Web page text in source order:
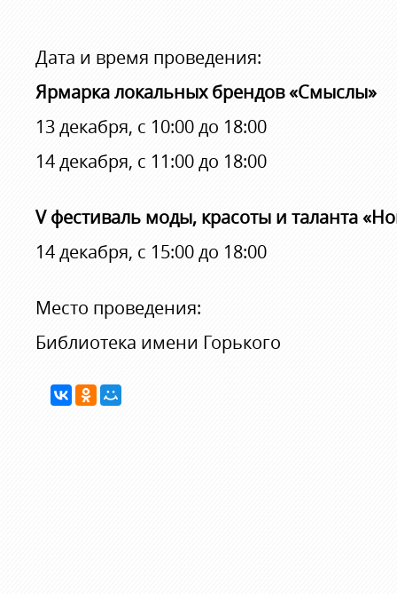
Дата и время проведения:
Ярмарка локальных брендов «Смыслы»
13 декабря, с 10:00 до 18:00
14 декабря, с 11:00 до 18:00
V фестиваль моды, красоты и таланта
14 декабря, c 15:00 до 18:00
Место проведения:
Библиотека имени Горького